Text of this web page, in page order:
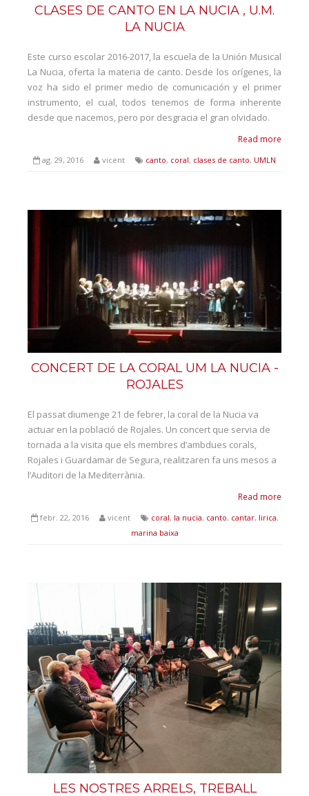
CLASES DE CANTO EN LA NUCIA , U.M.
LA NUCIA
Este curso escolar 2016-2017, la escuela de la Unión Musical
La Nucia, oferta la materia de canto. Desde los orígenes, la
voz ha sido el primer medio de comunicación y el primer
instrumento, el cual, todos tenemos de forma inherente
desde que nacemos, pero por desgracia el gran olvidado.
Read more
ag. 29, 2016 vicent canto, coral, clases de canto, UMLN
CONCERT DE LA CORAL UM LA NUCIA -
ROJALES
El passat diumenge 21 de febrer, la coral de la Nucia va
actuar en la població de Rojales. Un concert que servia de
tornada a la visita que els membres d’ambdues corals,
Rojales i Guardamar de Segura, realitzaren fa uns mesos a
l’Auditori de la Mediterrània.
Read more
febr. 22, 2016 vicent coral, la nucia, canto, cantar, lirica,
marina baixa
LES NOSTRES ARRELS, TREBALL